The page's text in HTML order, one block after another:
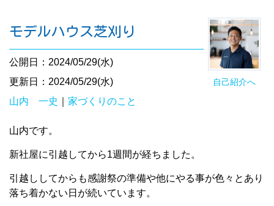
自己紹介へ
モデルハウス芝刈り
公開日：2024/05/29(水)
更新日：2024/05/29(水)
山内 一史
家づくりのこと
山内です。
新社屋に引越してから1週間が経ちました。
引越ししてからも感謝祭の準備や他にやる事が色々とあり
落ち着かない日が続いています。